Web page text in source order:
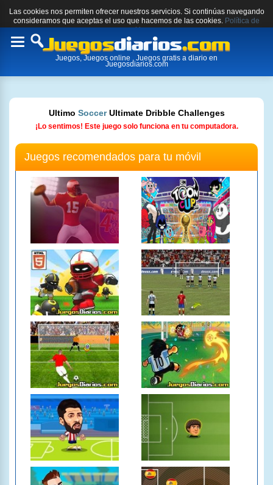
Las cookies nos permiten ofrecer nuestros servicios. Si continúas navegando
consideramos que aceptas el uso que hacemos de las cookies. Política de
cookies.
Toggle
Juegos, Juegos online , Juegos gratis a diario en
Juegosdiarios.com
Ultimo SoccerUltimate Dribble Challenges
¡Lo sentimos! Este juego solo funciona en tu computadora.
Juegos recomendados para tu móvil